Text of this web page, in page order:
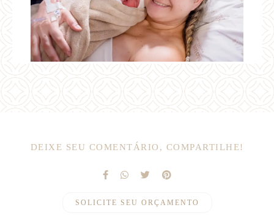
DEIXE SEU COMENTÁRIO, COMPARTILHE!
SOLICITE SEU ORÇAMENTO